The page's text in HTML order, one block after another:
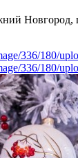
Новгород,
336/180/
336/180/